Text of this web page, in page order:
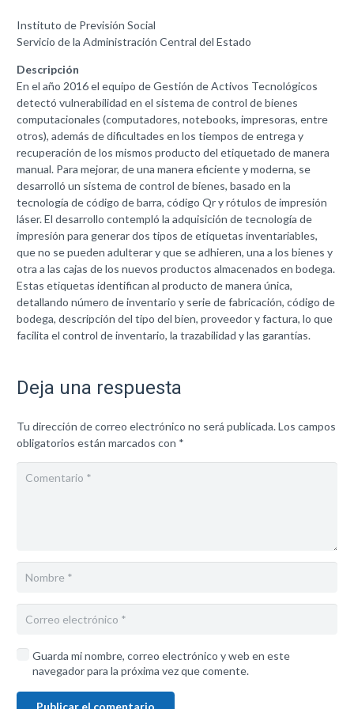
Instituto de Previsión Social
Servicio de la Administración Central del Estado
Descripción
En el año 2016 el equipo de Gestión de Activos Tecnológicos
detectó vulnerabilidad en el sistema de control de bienes
computacionales (computadores, notebooks, impresoras, entre
otros), además de dificultades en los tiempos de entrega y
recuperación de los mismos producto del etiquetado de manera
manual. Para mejorar, de una manera eficiente y moderna, se
desarrolló un sistema de control de bienes, basado en la
tecnología de código de barra, código Qr y rótulos de impresión
láser. El desarrollo contempló la adquisición de tecnología de
impresión para generar dos tipos de etiquetas inventariables,
que no se pueden adulterar y que se adhieren, una a los bienes y
otra a las cajas de los nuevos productos almacenados en bodega.
Estas etiquetas identifican al producto de manera única,
detallando número de inventario y serie de fabricación, código de
bodega, descripción del tipo del bien, proveedor y factura, lo que
facilita el control de inventario, la trazabilidad y las garantías.
Deja una respuesta
Tu dirección de correo electrónico no será publicada.Los campos
obligatorios están marcados con *
Guarda mi nombre, correo electrónico y web en este
navegador para la próxima vez que comente.
Publicar el comentario